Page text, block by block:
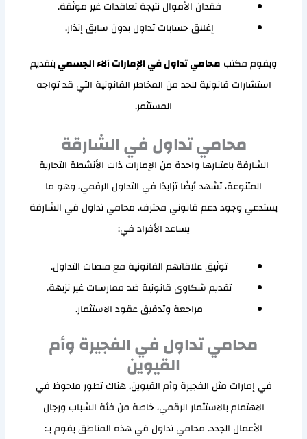
فقدان الأموال نتيجة تعاقدات غير موثقة.
إغلاق حسابات تداول بدون سابق إنذار.
ويقوم مكتب محامي تداول في الإمارات آلاء الجسميبتقديم
استشارات قانونية للحد من المخاطر القانونية التي قد تواجه
المستثمر.
محامي تداول في الشارقة
الشارقة باعتبارها واحدة من الإمارات ذات الأنشطة التجارية
المتنوعة، تشهد أيضًا تزايدًا في التداول الرقمي، وهو ما
يستدعي وجود دعم قانوني محترف، محامي تداول في الشارقة
يساعد الأفراد في:
توثيق علاقاتهم القانونية مع منصات التداول.
تقديم شكاوى قانونية ضد ممارسات غير نزيهة.
مراجعة وتدقيق عقود الاستثمار.
محامي تداول في الفجيرة وأم
القيوين
في إمارات مثل الفجيرة وأم القيوين، هناك تطور ملحوظ في
الاهتمام بالاستثمار الرقمي، خاصة من فئة الشباب ورجال
الأعمال الجدد. محامي تداول في هذه المناطق يقوم بـ: